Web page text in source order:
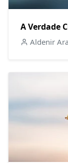
A Verdade
Aldenir